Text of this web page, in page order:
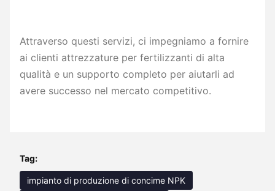
Attraverso questi servizi, ci impegniamo a fornire
ai clienti attrezzature per fertilizzanti di alta
qualità e un supporto completo per aiutarli ad
avere successo nel mercato competitivo.
Tag:
impianto di produzione di concime NPK